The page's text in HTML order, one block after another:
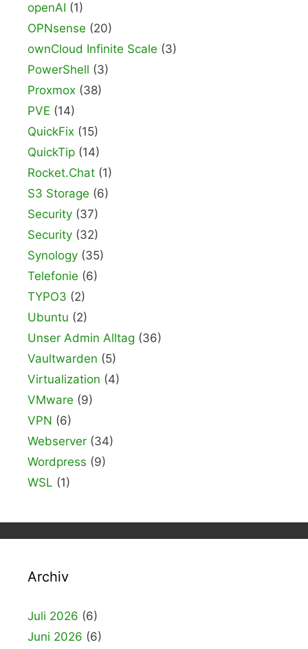
openAI (1)
OPNsense (20)
ownCloud Infinite Scale (3)
PowerShell (3)
Proxmox (38)
PVE (14)
QuickFix (15)
QuickTip (14)
Rocket.Chat (1)
S3 Storage (6)
Security (37)
Security (32)
Synology (35)
Telefonie (6)
TYPO3 (2)
Ubuntu (2)
Unser Admin Alltag (36)
Vaultwarden (5)
Virtualization (4)
VMware (9)
VPN (6)
Webserver (34)
Wordpress (9)
WSL (1)
Archiv
Juli 2026 (6)
Juni 2026 (6)